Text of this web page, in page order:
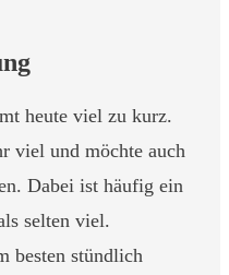
heute viel zu kurz.
viel und möchte auch
Dabei ist häufig ein
selten viel.
besten stündlich